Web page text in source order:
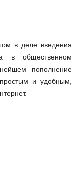
в деле введения
в общественном
пополнение
и удобным,